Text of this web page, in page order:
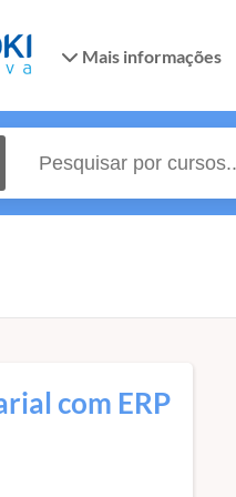
Mais informações
com ERP